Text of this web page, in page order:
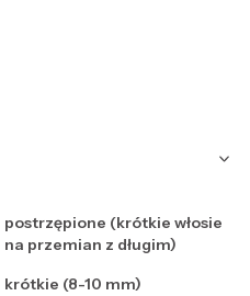
postrzępione (krótkie włosie
na przemian z długim)
krótkie (8-10 mm)